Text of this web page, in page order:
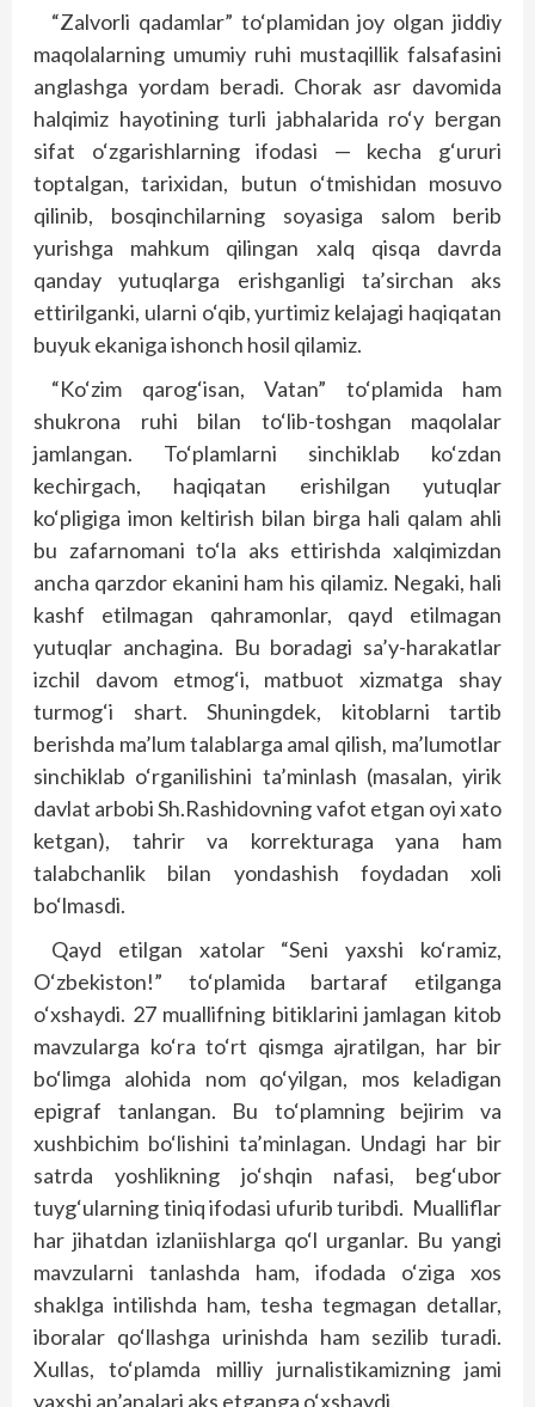
“Zalvorli qadamlar” to‘plamidan joy olgan jiddiy
maqolalarning umumiy ruhi mustaqillik falsafasini
anglashga yordam beradi. Chorak asr davomida
halqimiz hayotining turli jabhalarida ro‘y bergan
sifat o‘zgarishlarning ifodasi — kecha g‘ururi
toptalgan, tarixidan, butun o‘tmishidan mosuvo
qilinib, bosqinchilarning soyasiga salom berib
yurishga mahkum qilingan xalq qisqa davrda
qanday yutuqlarga erishganligi ta’sirchan aks
ettirilganki, ularni o‘qib, yurtimiz kelajagi haqiqatan
buyuk ekaniga ishonch hosil qilamiz.
“Ko‘zim qarog‘isan, Vatan” to‘plamida ham
shukrona ruhi bilan to‘lib-toshgan maqolalar
jamlangan. To‘plamlarni sinchiklab ko‘zdan
kechirgach, haqiqatan erishilgan yutuqlar
ko‘pligiga imon keltirish bilan birga hali qalam ahli
bu zafarnomani to‘la aks ettirishda xalqimizdan
ancha qarzdor ekanini ham his qilamiz. Negaki, hali
kashf etilmagan qahramonlar, qayd etilmagan
yutuqlar anchagina. Bu boradagi sa’y-harakatlar
izchil davom etmog‘i, matbuot xizmatga shay
turmog‘i shart. Shuningdek, kitoblarni tartib
berishda ma’lum talablarga amal qilish, ma’lumotlar
sinchiklab o‘rganilishini ta’minlash (masalan, yirik
davlat arbobi Sh.Rashidovning vafot etgan oyi xato
ketgan), tahrir va korrekturaga yana ham
talabchanlik bilan yondashish foydadan xoli
bo‘lmasdi.
Qayd etilgan xatolar “Seni yaxshi ko‘ramiz,
O‘zbekiston!” to‘plamida bartaraf etilganga
o‘xshaydi. 27 muallifning bitiklarini jamlagan kitob
mavzularga ko‘ra to‘rt qismga ajratilgan, har bir
bo‘limga alohida nom qo‘yilgan, mos keladigan
epigraf tanlangan. Bu to‘plamning bejirim va
xushbichim bo‘lishini ta’minlagan. Undagi har bir
satrda yoshlikning jo‘shqin nafasi, beg‘ubor
tuyg‘ularning tiniq ifodasi ufurib turibdi. Mualliflar
har jihatdan izlaniishlarga qo‘l urganlar. Bu yangi
mavzularni tanlashda ham, ifodada o‘ziga xos
shaklga intilishda ham, tesha tegmagan detallar,
iboralar qo‘llashga urinishda ham sezilib turadi.
Xullas, to‘plamda milliy jurnalistikamizning jami
yaxshi an’analari aks etganga o‘xshaydi.